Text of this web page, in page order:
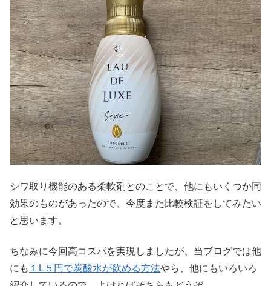
シワ取り機能のある柔軟剤とのことで、他にもいくつか同
効果のものがあったので、今度また比較検証をしてみたい
と思います。
ちなみに今回高コスパを実現しましたが、当ブログでは他
にも １L５円で炭酸水が飲める方法やら、他にもいろいろ